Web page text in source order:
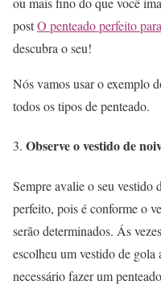
postO penteado perfeito
descubra o seu!
Nós vamos usar o exemplo
todos os tipos de penteado.
Observe o vestido de
Sempre avalie o seu vestido
perfeito, pois é conforme o
serão determinados. Ás
escolheu um vestido de gola
necessário fazer um